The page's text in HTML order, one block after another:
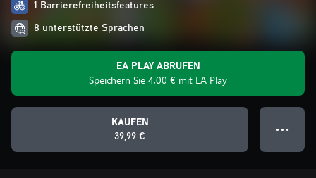
1 Barrierefreiheitsfeatures
8 unterstützte Sprachen
EA PLAY ABRUFEN
Speichern Sie 4,00 € mit EA Play
KAUFEN
39,99 €
● ● ●